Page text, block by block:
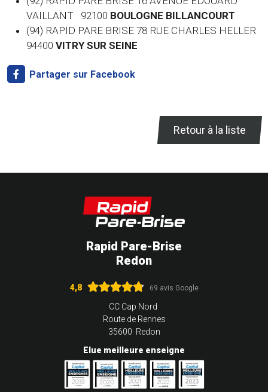
VAILLANT 92100 BOULOGNE BILLANCOURT
(94) RAPID PARE BRISE 78 RUE CHARLES HELLER
94400 VITRY SUR SEINE
Partager sur Facebook
Retour à la liste
Rapid Pare-Brise
Redon
4,8 69 avis Google
CC Cap Nord
Route de Rennes
35600 Redon
Elue meilleure enseigne